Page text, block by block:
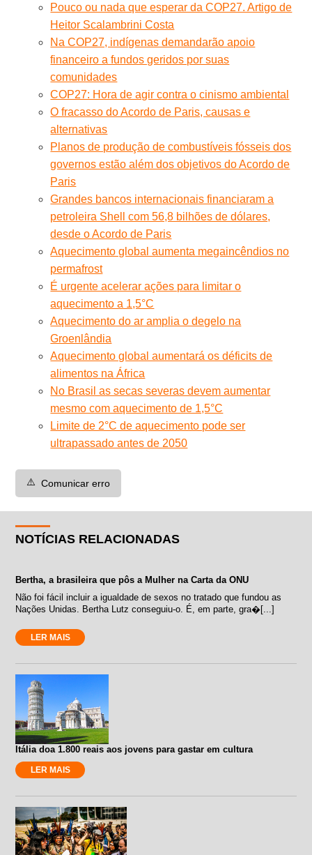
Pouco ou nada que esperar da COP27. Artigo de
Heitor Scalambrini Costa
Na COP27, indígenas demandarão apoio
financeiro a fundos geridos por suas
comunidades
COP27: Hora de agir contra o cinismo ambiental
O fracasso do Acordo de Paris, causas e
alternativas
Planos de produção de combustíveis fósseis dos
governos estão além dos objetivos do Acordo de
Paris
Grandes bancos internacionais financiaram a
petroleira Shell com 56,8 bilhões de dólares,
desde o Acordo de Paris
Aquecimento global aumenta megaincêndios no
permafrost
É urgente acelerar ações para limitar o
aquecimento a 1,5°C
Aquecimento do ar amplia o degelo na
Groenlândia
Aquecimento global aumentará os déficits de
alimentos na África
No Brasil as secas severas devem aumentar
mesmo com aquecimento de 1,5°C
Limite de 2°C de aquecimento pode ser
ultrapassado antes de 2050
⚠️ Comunicar erro
NOTÍCIAS RELACIONADAS
Bertha, a brasileira que pôs a Mulher na Carta da ONU
Não foi fácil incluir a igualdade de sexos no tratado que fundou as
Nações Unidas. Bertha Lutz conseguiu-o. É, em parte, gra�[...]
LER MAIS
Itália doa 1.800 reais aos jovens para gastar em cultura
LER MAIS